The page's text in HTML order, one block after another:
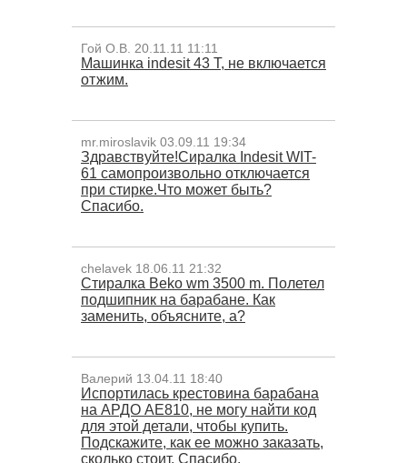
Гой О.В. 20.11.11 11:11
Машинка indesit 43 T, не включается
отжим.
mr.miroslavik 03.09.11 19:34
Здравствуйте!Сиралка Indesit WIT-
61 самопроизвольно отключается
при стирке.Что может быть?
Спасибо.
chelavek 18.06.11 21:32
Стиралка Beko wm 3500 m. Полетел
подшипник на барабане. Как
заменить, объясните, а?
Валерий 13.04.11 18:40
Испортилась крестовина барабана
на АРДО АЕ810, не могу найти код
для этой детали, чтобы купить.
Подскажите, как ее можно заказать,
сколько стоит. Спасибо.